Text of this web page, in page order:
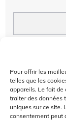
Pour offrir les
telles que les
appareils. Le fait de
traiter des données
uniques sur ce site.
consentement peut
À PROPOS DE
AVIS DE NON-